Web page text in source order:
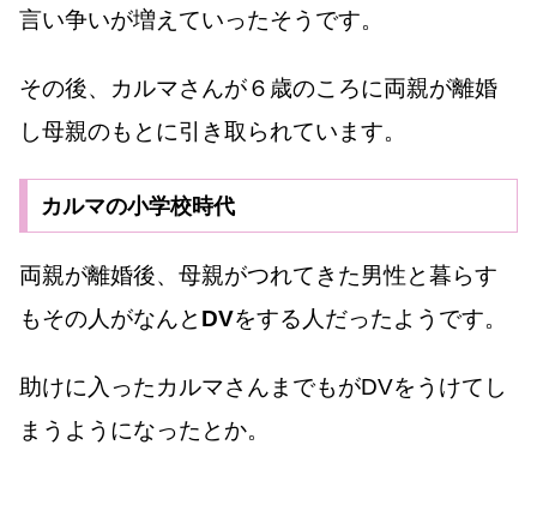
言い争いが増えていったそうです。
その後、カルマさんが６歳のころに両親が離婚
し母親のもとに引き取られています。
カルマの小学校時代
両親が離婚後、母親がつれてきた男性と暮らす
もその人がなんと DVをする人だったようです。
助けに入ったカルマさんまでもがDVをうけてし
まうようになったとか。